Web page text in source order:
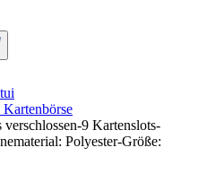
9 Kartenslots-
Polyester-Größe: